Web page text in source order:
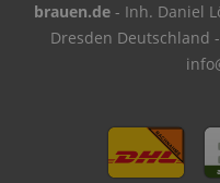
brauen.de- Inh. Daniel
Dresden Deutschland